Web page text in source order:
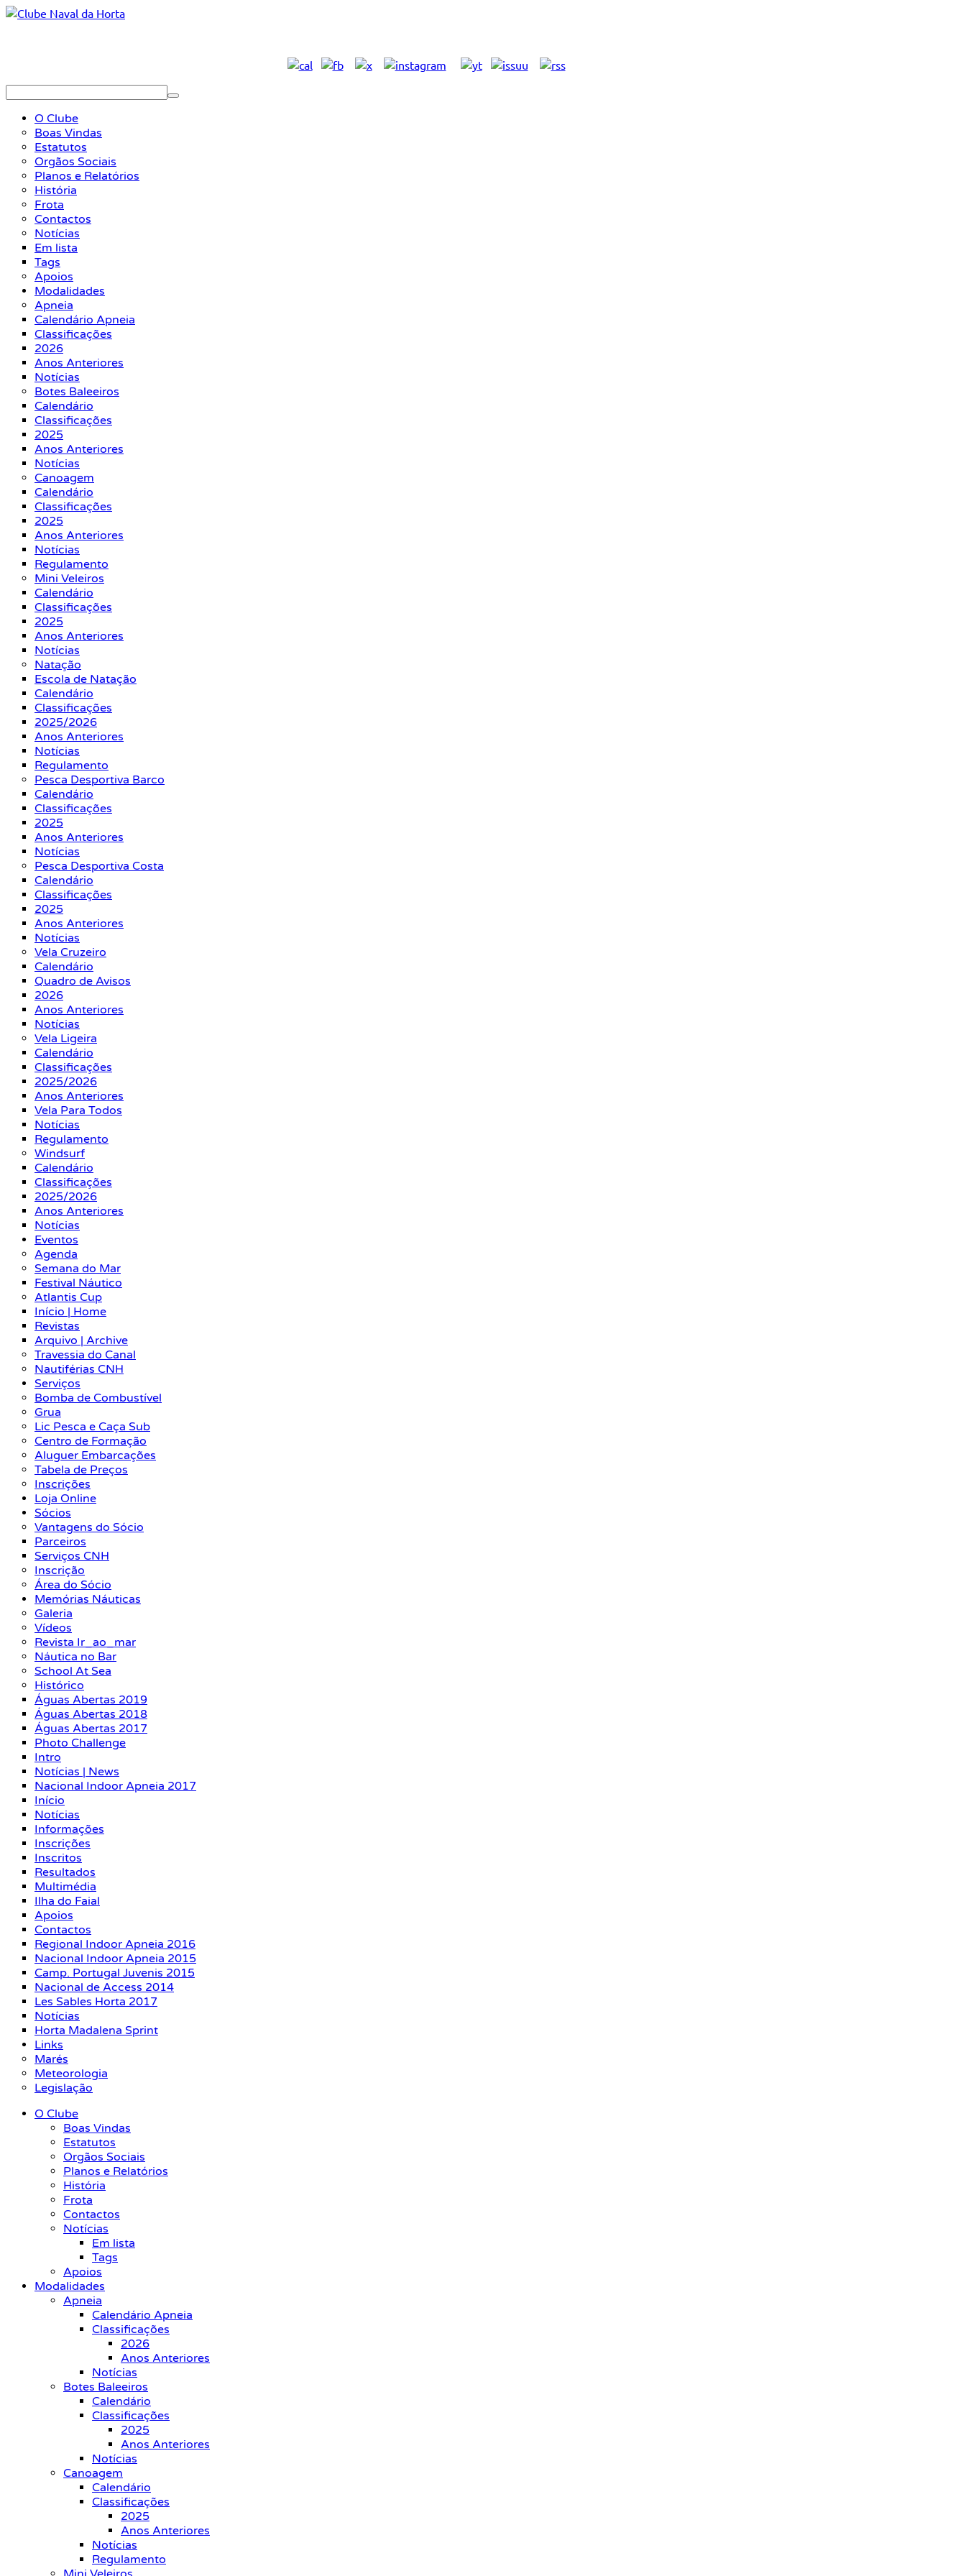
O Clube
Boas Vindas
Estatutos
Orgãos Sociais
Planos e Relatórios
História
Frota
Contactos
Notícias
Em lista
Tags
Apoios
Modalidades
Apneia
Calendário Apneia
Classificações
2026
Anos Anteriores
Notícias
Botes Baleeiros
Calendário
Classificações
2025
Anos Anteriores
Notícias
Canoagem
Calendário
Classificações
2025
Anos Anteriores
Notícias
Regulamento
Mini Veleiros
Calendário
Classificações
2025
Anos Anteriores
Notícias
Natação
Escola de Natação
Calendário
Classificações
2025/2026
Anos Anteriores
Notícias
Regulamento
Pesca Desportiva Barco
Calendário
Classificações
2025
Anos Anteriores
Notícias
Pesca Desportiva Costa
Calendário
Classificações
2025
Anos Anteriores
Notícias
Vela Cruzeiro
Calendário
Quadro de Avisos
2026
Anos Anteriores
Notícias
Vela Ligeira
Calendário
Classificações
2025/2026
Anos Anteriores
Vela Para Todos
Notícias
Regulamento
Windsurf
Calendário
Classificações
2025/2026
Anos Anteriores
Notícias
Eventos
Agenda
Semana do Mar
Festival Náutico
Atlantis Cup
Início | Home
Revistas
Arquivo | Archive
Travessia do Canal
Nautiférias CNH
Serviços
Bomba de Combustível
Grua
Lic Pesca e Caça Sub
Centro de Formação
Aluguer Embarcações
Tabela de Preços
Inscrições
Loja Online
Sócios
Vantagens do Sócio
Parceiros
Serviços CNH
Inscrição
Área do Sócio
Memórias Náuticas
Galeria
Vídeos
Revista Ir_ao_mar
Náutica no Bar
School At Sea
Histórico
Águas Abertas 2019
Águas Abertas 2018
Águas Abertas 2017
Photo Challenge
Intro
Notícias | News
Nacional Indoor Apneia 2017
Início
Notícias
Informações
Inscrições
Inscritos
Resultados
Multimédia
Ilha do Faial
Apoios
Contactos
Regional Indoor Apneia 2016
Nacional Indoor Apneia 2015
Camp. Portugal Juvenis 2015
Nacional de Access 2014
Les Sables Horta 2017
Notícias
Horta Madalena Sprint
Links
Marés
Meteorologia
Legislação
O Clube
Boas Vindas
Estatutos
Orgãos Sociais
Planos e Relatórios
História
Frota
Contactos
Notícias
Em lista
Tags
Apoios
Modalidades
Apneia
Calendário Apneia
Classificações
2026
Anos Anteriores
Notícias
Botes Baleeiros
Calendário
Classificações
2025
Anos Anteriores
Notícias
Canoagem
Calendário
Classificações
2025
Anos Anteriores
Notícias
Regulamento